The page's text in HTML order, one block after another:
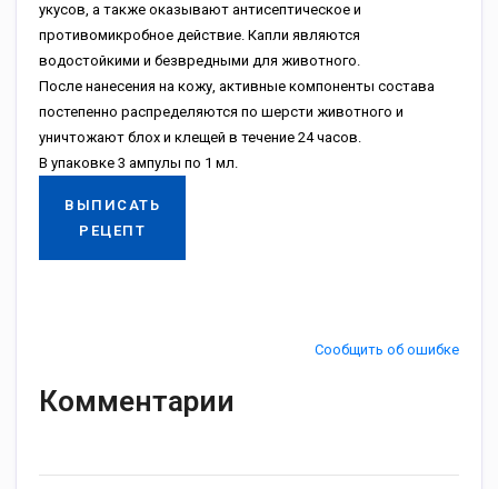
укусов, а также оказывают антисептическое и
противомикробное действие. Капли являются
водостойкими и безвредными для животного.
После нанесения на кожу, активные компоненты состава
постепенно распределяются по шерсти животного и
уничтожают блох и клещей в течение 24 часов.
В упаковке 3 ампулы по 1 мл.
ВЫПИСАТЬ
РЕЦЕПТ
Сообщить об ошибке
Комментарии